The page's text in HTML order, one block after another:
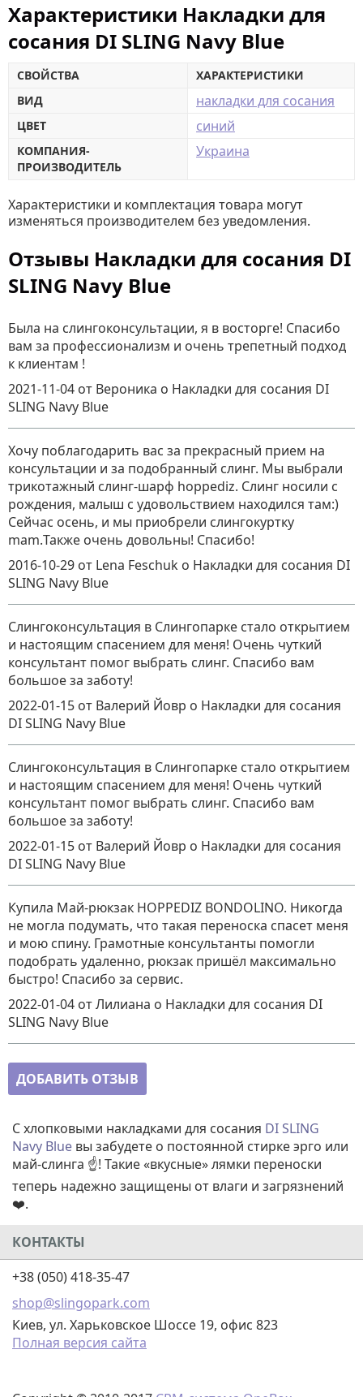
Характеристики Накладки для
сосания DI SLING Navy Blue
СВОЙСТВА
ХАРАКТЕРИСТИКИ
ВИД
накладки для сосания
ЦВЕТ синий
КОМПАНИЯ-
ПРОИЗВОДИТЕЛЬ
Украина
Характеристики и комплектация товара могут
изменяться производителем без уведомления.
Отзывы Накладки для сосания DI
SLING Navy Blue
Была на слингоконсультации, я в восторге! Спасибо
вам за профессионализм и очень трепетный подход
к клиентам !
2021-11-04 от Вероника о Накладки для сосания DI
SLING Navy Blue
Хочу поблагодарить вас за прекрасный прием на
консультации и за подобранный слинг. Мы выбрали
трикотажный слинг-шарф hoppediz. Слинг носили с
рождения, малыш с удовольствием находился там:)
Сейчас осень, и мы приобрели слингокуртку
mam.Также очень довольны! Спасибо!
2016-10-29 от Lena Feschuk о Накладки для сосания DI
SLING Navy Blue
Слингоконсультация в Слингопарке стало открытием
и настоящим спасением для меня! Очень чуткий
консультант помог выбрать слинг. Спасибо вам
большое за заботу!
2022-01-15 от Валерий Йовр о Накладки для сосания
DI SLING Navy Blue
Слингоконсультация в Слингопарке стало открытием
и настоящим спасением для меня! Очень чуткий
консультант помог выбрать слинг. Спасибо вам
большое за заботу!
2022-01-15 от Валерий Йовр о Накладки для сосания
DI SLING Navy Blue
Купила Май-рюкзак HOPPEDIZ BONDOLINO. Никогда
не могла подумать, что такая переноска спасет меня
и мою спину. Грамотные консультанты помогли
подобрать удаленно, рюкзак пришёл максимально
быстро! Спасибо за сервис.
2022-01-04 от Лилиана о Накладки для сосания DI
SLING Navy Blue
ДОБАВИТЬ ОТЗЫВ
С хлопковыми накладками для сосания DI SLING
Navy Blue вы забудете о постоянной стирке эрго или
май-слинга ☝️! Такие «вкусные» лямки переноски
теперь надежно защищены от влаги и загрязнений
❤️.
КОНТАКТЫ
+38 (050) 418-35-47
shop@slingopark.com
Киев, ул. Харьковское Шоссе 19, офис 823
Полная версия сайта